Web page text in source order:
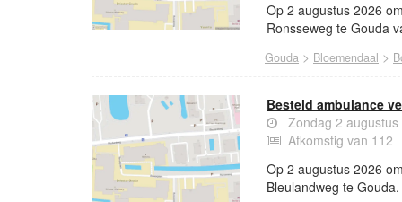
Op 2 augustus 2026
Ronsseweg te Gouda
Gouda > Bloemendaal >
Besteld ambulance
Zondag 2
Afkomstig van 112
Op 2 augustus 2026
Bleulandweg te Gouda.